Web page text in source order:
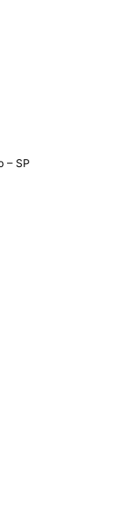
– SP